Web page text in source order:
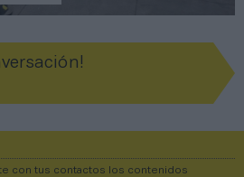
con tus contactos los contenidos